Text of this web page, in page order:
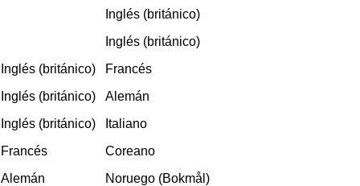
Inglés (británico)
Inglés (británico)
Inglés (británico)
Francés
Alemán
Inglés (británico)
Inglés (británico)
Francés
Alemán
Italiano
Coreano
Noruego (Bokmål)